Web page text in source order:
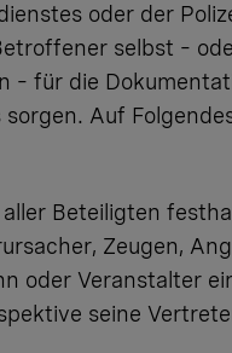
oder der
selbst –
– für die
. Auf
aller Beteiligten
Zeugen,
oder Veranstalter
seine